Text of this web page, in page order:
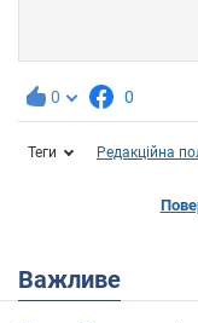
0 0
Теги Редакційна
Важливе